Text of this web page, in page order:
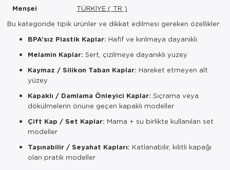
Menşei
TÜRKİYE ( TR )
Bu kategoride tipik ürünler ve dikkat edilmesi gereken özellikler:
BPA’sız Plastik Kaplar: Hafif ve kırılmaya dayanıklı
Melamin Kaplar: Sert, çizilmeye dayanıklı yüzey
Kaymaz / Silikon Taban Kaplar: Hareket etmeyen alt
yüzey
Kapaklı / Damlama Önleyici Kaplar: Sıçrama veya
dökülmelerin önüne geçen kapaklı modeller
Çift Kap / Set Kaplar: Mama + su birlikte kullanılan set
modeller
Taşınabilir / Seyahat Kapları: Katlanabilir, kilitli kapağı
olan pratik modeller